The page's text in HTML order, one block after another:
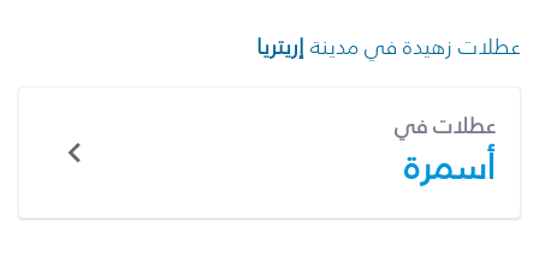
عطلات زهيدة في مدينة إريتريا
عطلات في
أسمرة